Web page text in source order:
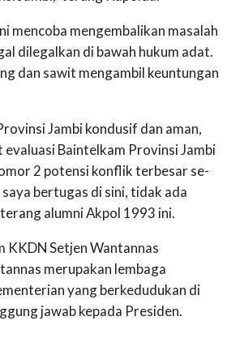
mencoba mengembalikan masalah
dilegalkan di bawah hukum adat.
dan sawit mengambil keuntungan
Jambi kondusif dan aman,
Baintelkam Provinsi Jambi
2 potensi konflik terbesar se-
saya bertugas di sini, tidak ada
alumni Akpol 1993 ini.
KKDN Setjen Wantannas
merupakan lembaga
yang berkedudukan di
jawab kepada Presiden.